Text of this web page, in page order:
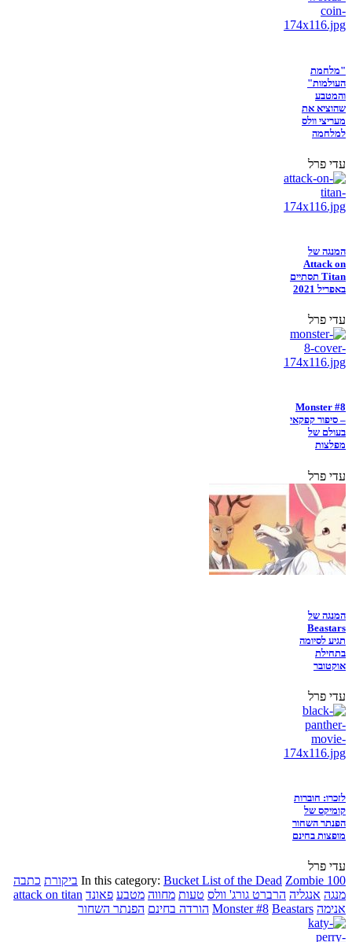
"מלחמת
העולמות"
והמטבע
שהוציא את
מעריצי וולס
למלחמה
עדי פרל
המנגה של
Attack on
Titan תסתיים
באפריל 2021
עדי פרל
Monster #8
– סיפור קפקאי
בעולם של
מפלצות
עדי פרל
המנגה של
Beastars
תגיע לסיומה
בתחילת
אוקטובר
עדי פרל
לזכרו: חוברות
קומיקס של
הפנתר השחור
מופצות בחינם
עדי פרל
In this category: Bucket List of the Dead Zombie 100 ביקורת כתבה
מנגה אנגליה הרברט גורג' וולס טעות מחווה מטבע פאונד attack on titan
אנימה
Monster #8 Beastars הורדה בחינם הפנתר השחור